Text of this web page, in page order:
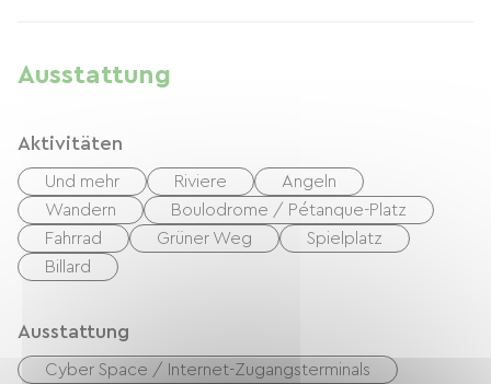
angenehmen Aufenthalt genießen.
Ausstattung
Aktivitäten
Und mehr Riviere
Angeln
Wandern
Boulodrome / Pétanque-Platz
Fahrrad
Grüner Weg
Spielplatz
Billard
Ausstattung
Cyber ​​Space / Internet-Zugangsterminals